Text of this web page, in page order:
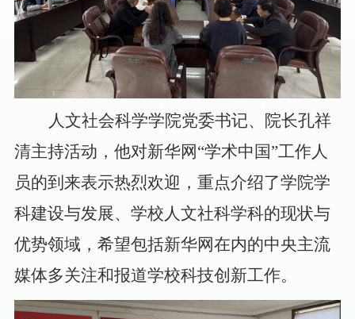
人文社会科学学院党委书记、院长孔祥
清主持活动，他对新华网“学术中国”工作人
员的到来表示热烈欢迎，重点介绍了学院学
科建设与发展、学校人文社科学科的现状与
优势领域，希望包括新华网在内的中央主流
媒体多关注和报道学校科技创新工作。